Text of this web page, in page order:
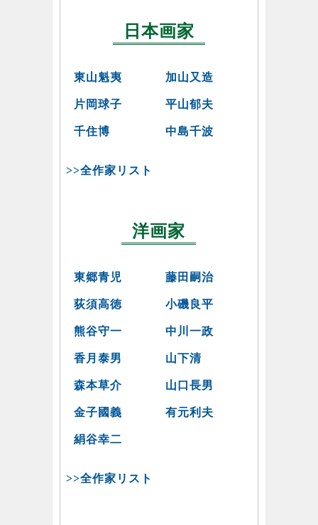
日本画家
東山魁夷 加山又造
片岡球子 平山郁夫
千住博 中島千波
>>全作家リスト
洋画家
東郷青児 藤田嗣治
荻須高徳 小磯良平
熊谷守一 中川一政
香月泰男 山下清
森本草介 山口長男
金子國義 有元利夫
絹谷幸二
>>全作家リスト